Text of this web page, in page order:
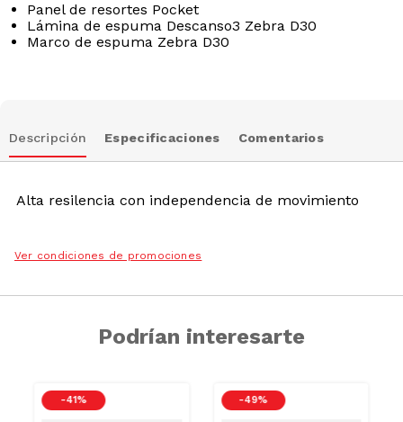
Panel de resortes Pocket
Lámina de espuma Descanso3 Zebra D30
Marco de espuma Zebra D30
Descripción Especificaciones Comentarios
Alta resilencia con independencia de movimiento
Ver condiciones de promociones
Podrían interesarte
-41 % -49 %